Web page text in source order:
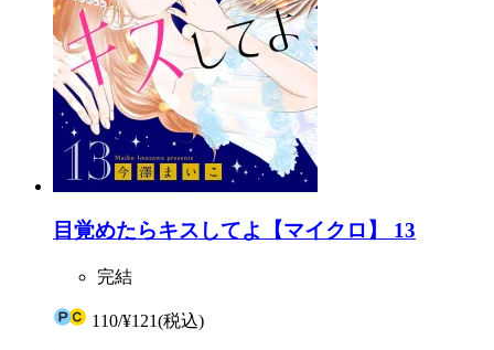
目覚めたらキスしてよ【マイクロ】 13
完結
110/¥121(税込)